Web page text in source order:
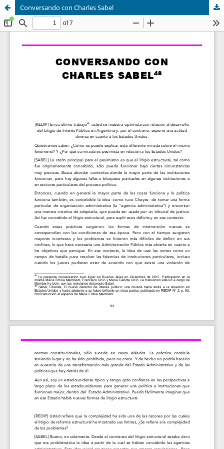
Conversando con Charles Sabel